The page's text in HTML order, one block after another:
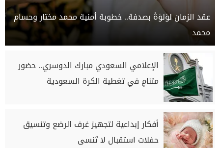
عقد الزمان لؤلؤةً بصدفة.. خطوبة أمنية محمد مختار وحسام
محمد
الإعلامي السعودي مبارك الدوسري.. حضور
متنامٍ في تغطية الكرة السعودية
أفكار إبداعية لتجهيز غرف الرضع وتنسيق
حفلات استقبال لا تُنسى